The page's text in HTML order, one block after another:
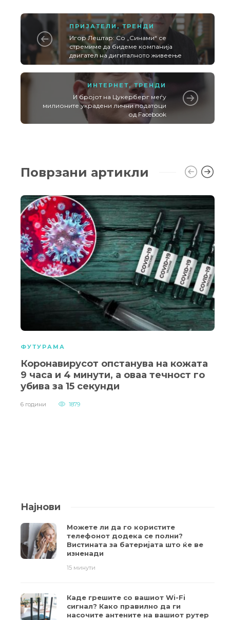
ПРИЈАТЕЛИ,ТРЕНДИ
Игор Лештар: Со „Синами“ се
стремиме да бидеме компанија
двигател на дигиталното живеење
ИНТЕРНЕТ, ТРЕНДИ
И бројот на Цукерберг меѓу
милионите украдени лични податоци
од Facebook
Поврзани артикли
ФУТУРАМА
Коронавирусот опстанува на кожата
9 часа и 4 минути, а оваа течност го
убива за 15 секунди
6 години 1879
Најнови
Можете ли да го користите
телефонот додека се полни?
Вистината за батеријата што ќе ве
изненади
15 минути
Каде грешите со вашиот Wi-Fi
сигнал? Како правилно да ги
насочите антените на вашиот рутер